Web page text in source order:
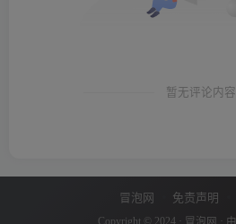
暂无评论内容
冒泡网 免责声明
Copyright © 2024 · 冒泡网 · 由